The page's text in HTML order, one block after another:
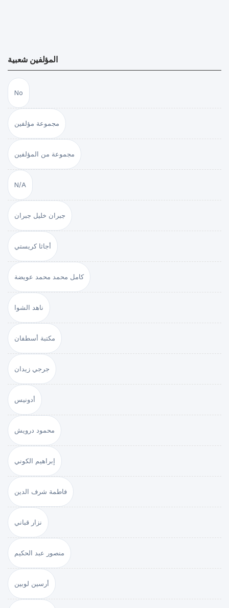
المؤلفين شعبية
No
مجموعة مؤلفين
مجموعة من المؤلفين
N/A
جبران خليل جبران
أجاثا كريستي
كامل محمد محمد عويضة
ناهد الشوا
مكتبة أسطفان
جرجي زيدان
أدونيس
محمود درويش
إبراهيم الكوني
فاطمة شرف الدين
نزار قباني
منصور عبد الحكيم
أرسين لوبين